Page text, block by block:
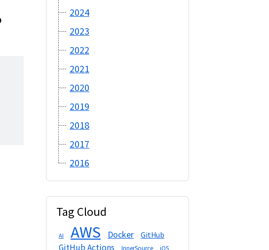
2024
2023
2022
2021
2020
2019
2018
2017
2016
Tag Cloud
AI AWS Docker GitHub
GitHub Actions InnerSource iOS